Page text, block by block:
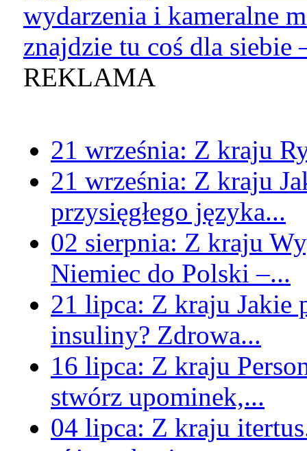
wydarzenia i kameralne
znajdzie tu coś dla siebie
REKLAMA
21 września: Z kraju
21 września: Z kraju
przysięgłego języka...
02 sierpnia: Z kraju
Niemiec do Polski –...
21 lipca: Z kraju Jakie
insuliny? Zdrowa...
16 lipca: Z kraju
stwórz upominek,...
04 lipca: Z kraju